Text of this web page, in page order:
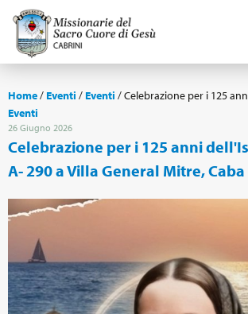
Home/ Eventi / Eventi /Celebrazione per i 125 anni dell'Istituto Cabrini A- 290
Eventi
26 Giugno 2026
Celebrazione per i 125 anni
A- 290 a Villa General Mitre,